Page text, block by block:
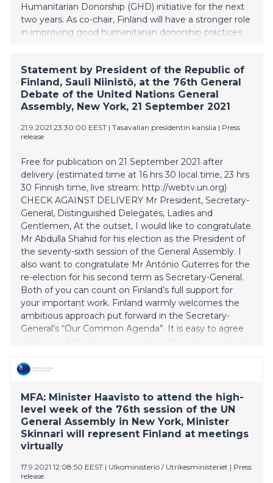
Humanitarian Donorship (GHD) initiative for the next
two years. As co-chair, Finland will have a stronger role
in improving good humanitarian donorship practices
Statement by President of the Republic of
Finland, Sauli Niinistö, at the 76th General
Debate of the United Nations General
Assembly, New York, 21 September 2021
21.9.2021 23:30:00 EEST | Tasavallan presidentin kanslia | Press
release
Free for publication on 21 September 2021 after
delivery (estimated time at 16 hrs 30 local time, 23 hrs
30 Finnish time, live stream: http://webtv.un.org)
CHECK AGAINST DELIVERY Mr President, Secretary-
General, Distinguished Delegates, Ladies and
Gentlemen, At the outset, I would like to congratulate
Mr Abdulla Shahid for his election as the President of
the seventy-sixth session of the General Assembly. I
also want to congratulate Mr António Guterres for the
re-election for his second term as Secretary-General.
Both of you can count on Finland’s full support for
your important work. Finland warmly welcomes the
ambitious approach put forward in the Secretary-
General’s “Our Common Agenda”. It is easy to agree
with one of the key statements in that document: “In
humanity faces a stark and urgent choice: a
breakdown or a breakthrough.” We are indeed at a
critical juncture. If humanity is to make the right
choice, a breakthrough rather t
MFA: Minister Haavisto to attend the high-
level week of the 76th session of the UN
General Assembly in New York, Minister
Skinnari will represent Finland at meetings
virtually
17.9.2021 12:08:50 EEST | Ulkoministeriö / Utrikesministeriet | Press
release